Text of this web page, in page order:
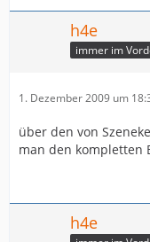
h4e
immer im
1. Dezember 2009 um
über den von
man den kompletten
h4e